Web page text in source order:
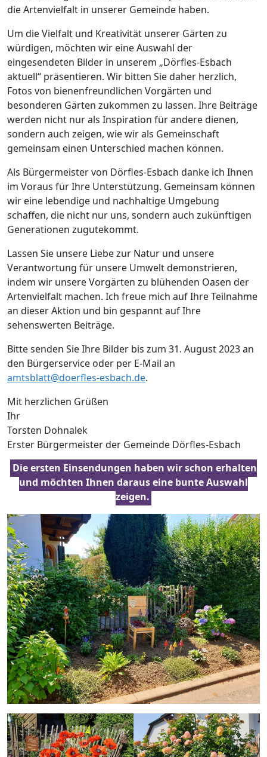
die Artenvielfalt in unserer Gemeinde haben.
Um die Vielfalt und Kreativität unserer Gärten zu
würdigen, möchten wir eine Auswahl der
eingesendeten Bilder in unserem „Dörfles-Esbach
aktuell“ präsentieren. Wir bitten Sie daher herzlich,
Fotos von bienenfreundlichen Vorgärten und
besonderen Gärten zukommen zu lassen. Ihre Beiträge
werden nicht nur als Inspiration für andere dienen,
sondern auch zeigen, wie wir als Gemeinschaft
gemeinsam einen Unterschied machen können.
Als Bürgermeister von Dörfles-Esbach danke ich Ihnen
im Voraus für Ihre Unterstützung. Gemeinsam können
wir eine lebendige und nachhaltige Umgebung
schaffen, die nicht nur uns, sondern auch zukünftigen
Generationen zugutekommt.
Lassen Sie unsere Liebe zur Natur und unsere
Verantwortung für unsere Umwelt demonstrieren,
indem wir unsere Vorgärten zu blühenden Oasen der
Artenvielfalt machen. Ich freue mich auf Ihre Teilnahme
an dieser Aktion und bin gespannt auf Ihre
sehenswerten Beiträge.
Bitte senden Sie Ihre Bilder bis zum 31. August 2023 an
den Bürgerservice oder per E-Mail an
amtsblatt@doerfles-esbach.de.
Mit herzlichen Grüßen
Ihr
Torsten Dohnalek
Erster Bürgermeister der Gemeinde Dörfles-Esbach
Die ersten Einsendungen haben wir schon erhalten
und möchten Ihnen daraus eine bunte Auswahl
zeigen.